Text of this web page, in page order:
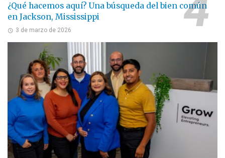
¿Qué hacemos aquí? Una búsqueda del bien común
en Jackson, Mississippi
3 de marzo de 2026